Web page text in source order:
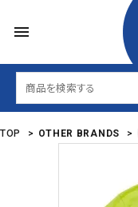
menu
TOP > OTHER BRANDS >